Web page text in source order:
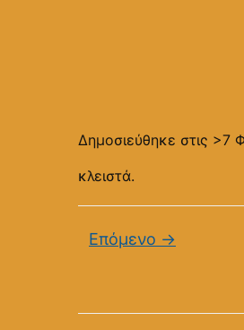
Δημοσιεύθηκε στις >7
κλειστά.
Επόμενο →